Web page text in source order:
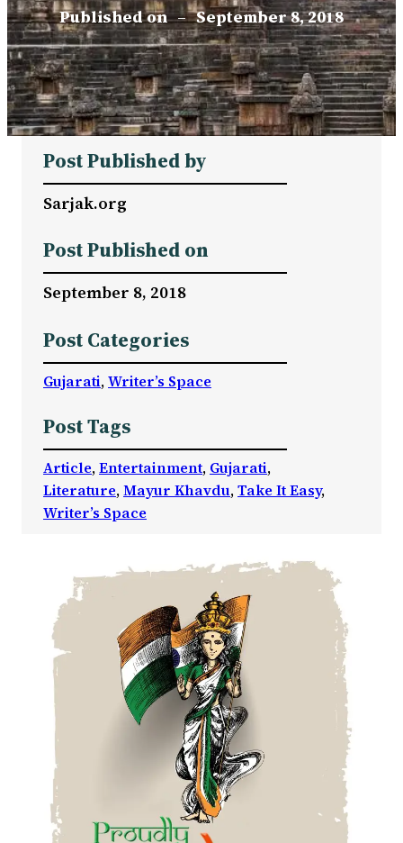
Published on – September 8, 2018
Post Published by
Sarjak.org
Post Published on
September 8, 2018
Post Categories
Gujarati, Writer’s Space
Post Tags
Article, Entertainment, Gujarati
Literature, Mayur Khavdu, Take It Easy
Writer’s Space